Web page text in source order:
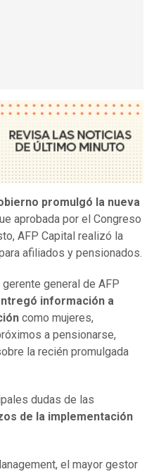
promulgó la nueva
aprobada por el Congreso
AFP Capital realizó la
afiliados y pensionados.
general de AFP
ntregó información a
como mujeres,
a pensionarse,
la recién promulgada
dudas de las
de la implementación
el mayor gestor